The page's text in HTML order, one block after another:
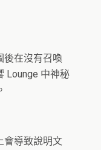
後在沒有召喚
Lounge 中神秘
會導致說明文